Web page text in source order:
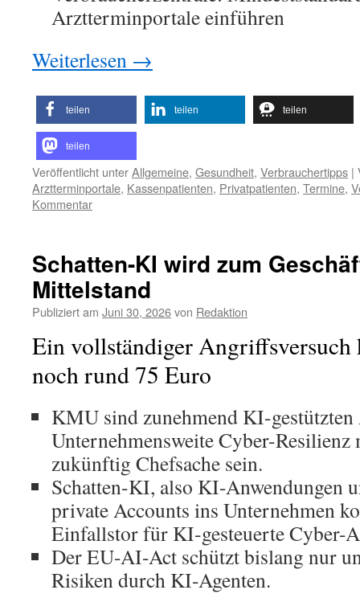
Arztterminportale einführen
Weiterlesen →
teilen teilen teilen
teilen
Veröffentlicht unterAllgemeine, Gesundheit, Verbrauchertipps |
Arztterminportale, Kassenpatienten, Privatpatienten, Termine,
Kommentar
Schatten-KI wird zum
Mittelstand
Publiziert am Juni 30, 2026von Redaktion
Ein vollständiger Angriffsversuch
noch rund 75 Euro
KMU sind zunehmend KI-
Unternehmensweite Cyber-Resilienz
zukünftig Chefsache sein.
Schatten-KI, also KI-Anwendungen
private Accounts ins Unternehmen
Einfallstor für KI-gesteuerte Cyber-
Der EU-AI-Act schützt bislang nur
Risiken durch KI-Agenten.